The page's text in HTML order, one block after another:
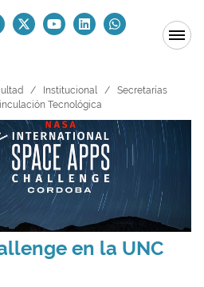
Institucional
Secretarías
Tecnológica
en la UNC